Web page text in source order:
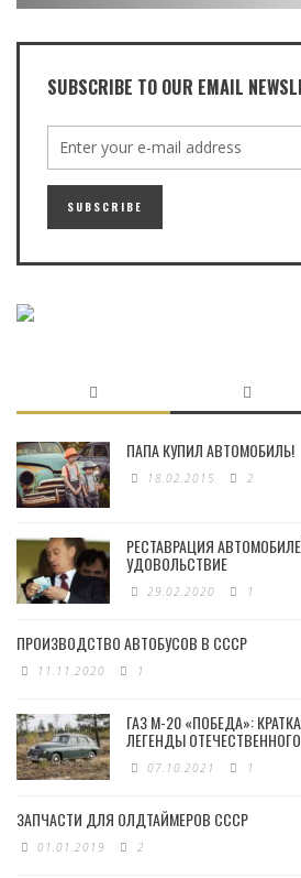
SUBSCRIBE TO OUR EMAIL
ПАПА КУПИЛ АВТОМОБИЛЬ!
18.02.2015 2
РЕСТАВРАЦИЯ
УДОВОЛЬСТВИЕ
29.02.2020 1
ПРОИЗВОДСТВО АВТОБУСОВ В СССР
11.11.2020 1
ГАЗ М-20 «ПОБЕДА»:
ЛЕГЕНДЫ
07.10.2021 1
ЗАПЧАСТИ ДЛЯ ОЛДТАЙМЕРОВ СССР
01.01.2019 2